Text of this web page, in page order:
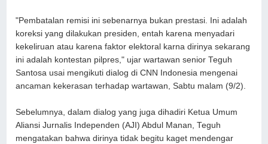
"Pembatalan remisi ini sebenarnya bukan prestasi. Ini adalah
koreksi yang dilakukan presiden, entah karena menyadari
kekeliruan atau karena faktor elektoral karna dirinya sekarang
ini adalah kontestan pilpres," ujar wartawan senior Teguh
Santosa usai mengikuti dialog di CNN Indonesia mengenai
ancaman kekerasan terhadap wartawan, Sabtu malam (9/2).
Sebelumnya, dalam dialog yang juga dihadiri Ketua Umum
Aliansi Jurnalis Independen (AJI) Abdul Manan, Teguh
mengatakan bahwa dirinya tidak begitu kaget mendengar